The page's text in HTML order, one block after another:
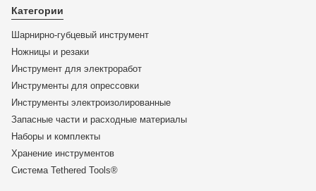
KNIPEX 37 23 125 KN-3723125
ЦЕНА:
5 448₽
В корзину
Категории
Шарнирно-губцевый инструмент
Ножницы и резаки
Инструмент для электроработ
Инструменты для опрессовки
Инструменты электроизолированные
Запасные части и расходные материалы
Наборы и комплекты
Хранение инс­тру­мен­тов
Система Tethered Tools®